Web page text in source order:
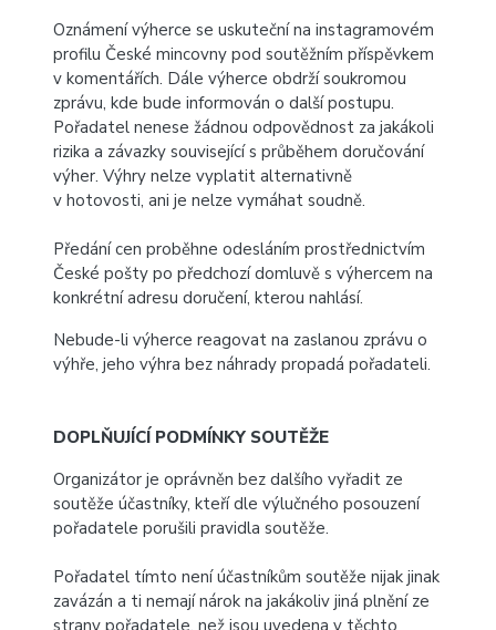
Oznámení výherce se uskuteční na instagramovém
profilu České mincovny pod soutěžním příspěvkem
v komentářích. Dále výherce obdrží soukromou
zprávu, kde bude informován o další postupu.
Pořadatel nenese žádnou odpovědnost za jakákoli
rizika a závazky související s průběhem doručování
výher. Výhry nelze vyplatit alternativně
v hotovosti, ani je nelze vymáhat soudně.
Předání cen proběhne odesláním prostřednictvím
České pošty po předchozí domluvě s výhercem na
konkrétní adresu doručení, kterou nahlásí.
Nebude-li výherce reagovat na zaslanou zprávu o
výhře, jeho výhra bez náhrady propadá pořadateli.
DOPLŇUJÍCÍ PODMÍNKY SOUTĚŽE
Organizátor je oprávněn bez dalšího vyřadit ze
soutěže účastníky, kteří dle výlučného posouzení
pořadatele porušili pravidla soutěže.
Pořadatel tímto není účastníkům soutěže nijak jinak
zavázán a ti nemají nárok na jakákoliv jiná plnění ze
strany pořadatele, než jsou uvedena v těchto